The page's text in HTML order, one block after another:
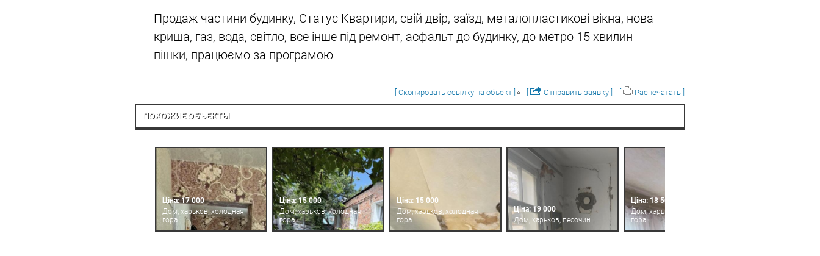
Продаж частини будинку, Статус Квартири, свій двір, заїзд, металопластикові вікна, нова
криша, газ, вода, світло, все інше під ремонт, асфальт до будинку, до метро 15 хвилин
пішки, працюємо за програмою
[ Скопировать ссылку на объект ] Отправить заявку ] Распечатать ]
ПОХОЖИЕ ОБЪЕКТЫ
Ціна: 17 000
Дом, харьков, холодная
гора
Ціна: 15 000
Дом, харьков, холодная
гора
Ціна: 15 000
Дом, харьков, холодная
гора
Ціна: 19 000
Дом, харьков, песочин
Ціна: 18 500
Дом, харьков, холодная
гора